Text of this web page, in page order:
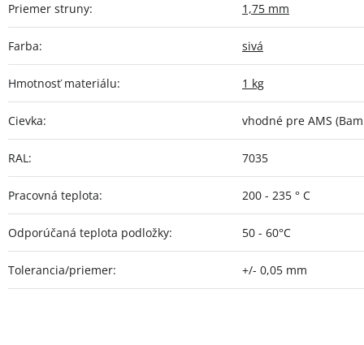
Priemer struny: 1,75 mm
Farba: sivá
Hmotnosť materiálu: 1 kg
Cievka: vhodné pre AMS
RAL: 7035
Pracovná teplota: 200 - 235 ° C
Odporúčaná teplota podložky: 50 - 60°C
Tolerancia/priemer: +/- 0,05 mm